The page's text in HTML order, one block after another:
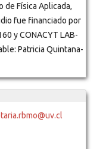
de Física Aplicada,
fue financiado por
y CONACYT LAB-
Patricia Quintana-